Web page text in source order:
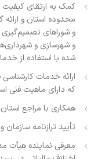
کمک به ارتقای کیفیت
محدوده استان و
و شوراهای تصمیم‌گیری
و شهرسازی و
شده با استفاده از
ارائه خدمات
که دارای ماهیت فنی
همکاری با مراجع
تأیید ترازنامه
معرفی نماینده